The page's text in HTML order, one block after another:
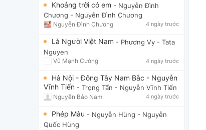
Khoảng trời có em - Nguyễn Đình
Chương - Nguyễn Đình Chương
Nguyễn Đình Chương 4 ngày trước
Là Người Việt Nam - Phương Vy - Tata
Nguyen
Vũ Mạnh Cường 4 ngày trước
Hà Nội - Đông Tây Nam Bắc - Nguyễn
Vĩnh Tiến - Trọng Tấn - Nguyễn Vĩnh Tiến
Nguyễn Bảo Nam 4 ngày trước
Phép Màu - Nguyễn Hùng - Nguyễn
Quốc Hùng